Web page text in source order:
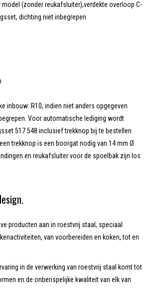
model (zonder reukafsluiter),verdekte overloop C-
dichting niet inbegrepen
inbouw: R10, indien niet anders opgegeven
Voor automatische lediging wordt
517 548 inclusief trekknop bij te bestellen
trekknop is een boorgat nodig van 14 mm Ø
en reukafsluiter voor de spoelbak zijn los
producten aan in roestvrij staal, speciaal
van voorbereiden en koken, tot en
in de verwerking van roestvrij staal komt tot
en de onberispelijke kwaliteit van elk van